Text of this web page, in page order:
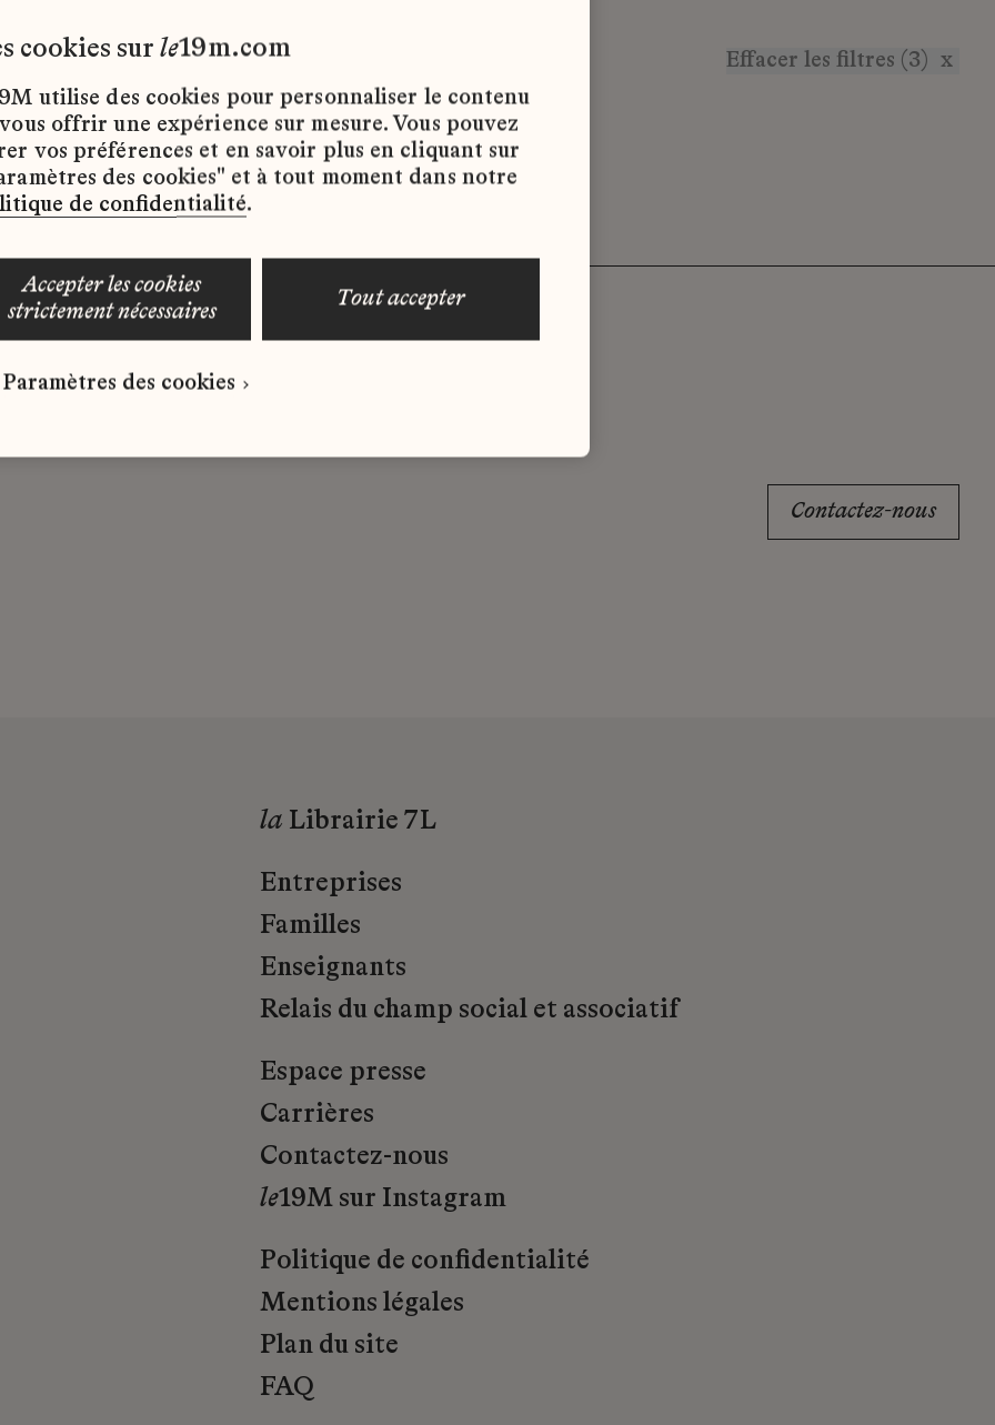
Effacer les filtres (3) x
d’emploi disponibles pour le moment.
correspond à votre profil ?
spontanée dès maintenant.
Contactez-nous
la Librairie 7L
Entreprises
Familles
Enseignants
Relais du champ social et associatif
Espace presse
Carrières
Contactez-nous
le19M sur Instagram
Politique de confidentialité
Mentions légales
Plan du site
FAQ
cookies sur le19m.com
utilise des cookies pour personnaliser le contenu
offrir une expérience sur mesure. Vous pouvez
vos préférences et en savoir plus en cliquant sur
des cookies" et à tout moment dans notre
de confidentialité.
accepter les cookies
strictement nécessaires
tout accepter
Paramètres des cookies